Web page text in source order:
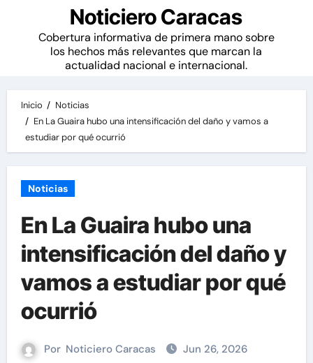
Noticiero Caracas
Cobertura informativa de primera mano sobre
los hechos más relevantes que marcan la
actualidad nacional e internacional.
Inicio
Noticias
En La Guaira hubo una intensificación del daño y vamos a
estudiar por qué ocurrió
Noticias
En La Guaira hubo una
intensificación del daño y
vamos a estudiar por qué
ocurrió
Por Noticiero Caracas Jun 26, 2026